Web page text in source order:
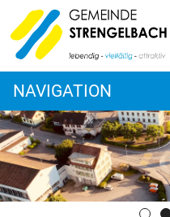
NAVIGATION